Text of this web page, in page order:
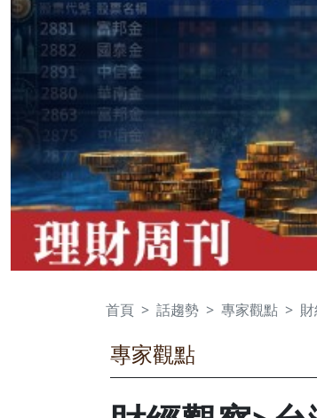
首頁 話趨勢 專家觀點
專家觀點